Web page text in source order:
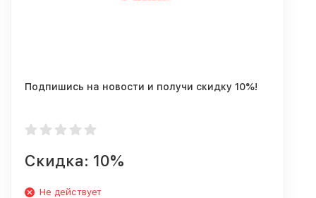
Подпишись на новости и получи скидку 10%!
Скидка: 10%
Не действует